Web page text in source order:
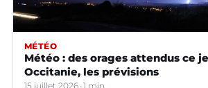
MÉTÉO
Météo : des orages attendus ce
Occitanie, les prévisions
15 juillet 2026 1 min